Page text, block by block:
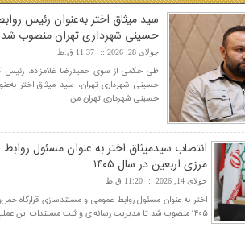
سید میثاق اختر به‌عنوان رئیس
حسینی شهرداری تهران منصوب شد
جولای 28, 2026 11:37 ق.ظ
طی حکمی از سوی حمیدرضا غلامزاده، رئیس
حسینی شهرداری تهران، سید میثاق اختر
حسینی شهرداری تهران من...
انتصاب سیدمیثاق اختر به عنوان مسئول
مرزی اربعین در سال ۱۴۰۵
جولای 14, 2026 11:20 ق.ظ
اختر به عنوان مسئول روابط عمومی و مستندسازی قرارگاه
۱۴۰۵ منصوب شد تا مدیریت رسانه‌ای و ثبت مستندات این عملیات بزرگ حمل‌ونقلی را بر عهده بگیرد.